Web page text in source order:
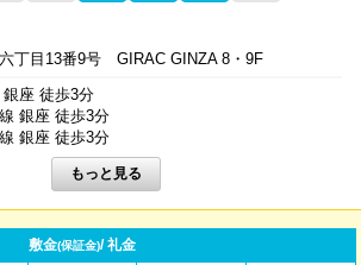
丁目13番9号 GIRAC GINZA 8・9F
座 徒歩3分
銀座 徒歩3分
銀座 徒歩3分
敷金(保証金)/ 礼金